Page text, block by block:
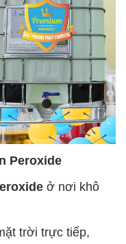
Peroxide
ở nơi khô
trời trực tiếp,